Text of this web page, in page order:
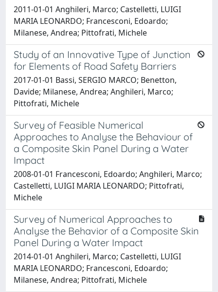
2011-01-01 Anghileri, Marco; Castelletti, LUIGI
MARIA LEONARDO; Francesconi, Edoardo;
Milanese, Andrea; Pittofrati, Michele
Study of an Innovative Type of Junction
for Elements of Road Safety Barriers
2017-01-01 Bassi, SERGIO MARCO; Benetton,
Davide; Milanese, Andrea; Anghileri, Marco;
Pittofrati, Michele
Survey of Feasible Numerical
Approaches to Analyse the Behaviour of
a Composite Skin Panel During a Water
Impact
2008-01-01 Francesconi, Edoardo; Anghileri, Marco;
Castelletti, LUIGI MARIA LEONARDO; Pittofrati,
Michele
Survey of Numerical Approaches to
Analyse the Behavior of a Composite Skin
Panel During a Water Impact
2014-01-01 Anghileri, Marco; Castelletti, LUIGI
MARIA LEONARDO; Francesconi, Edoardo;
Milanese, Andrea; Pittofrati, Michele